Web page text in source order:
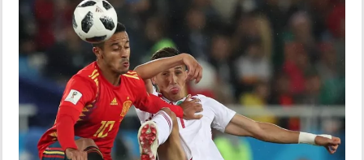
DEPORTES
MUNDO
INSÓLITAS